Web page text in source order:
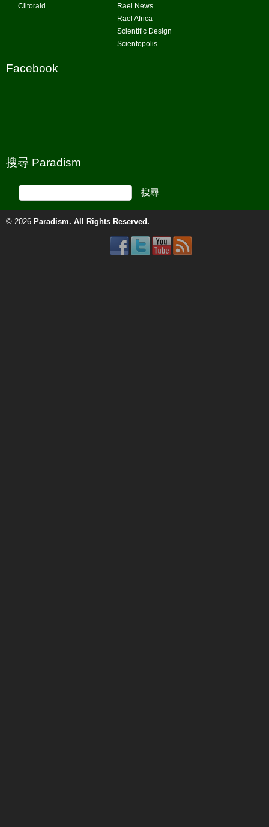
Clitoraid
Rael News
Rael Africa
Scientific Design
Scientopolis
Facebook
搜尋 Paradism
© 2026 Paradism. All Rights Reserved.